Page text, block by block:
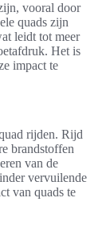
vooral door
quads zijn
leidt tot meer
Het is
impact te
rijden. Rijd
brandstoffen
van de
vervuilende
van quads te